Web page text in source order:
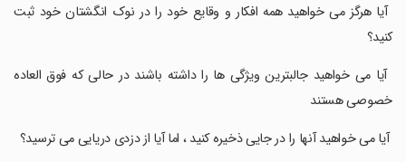
‏ آیا هرگز می خواهید همه افکار و وقایع خود را در نوک انگشتان خود ثبت
کنید؟
‏ آیا می خواهید جالبترین ویژگی ها را داشته باشند در حالی که فوق العاده
خصوصی هستند
‏ آیا می خواهید آنها را در جایی ذخیره کنید ، اما آیا از دزدی دریایی می ترسید؟